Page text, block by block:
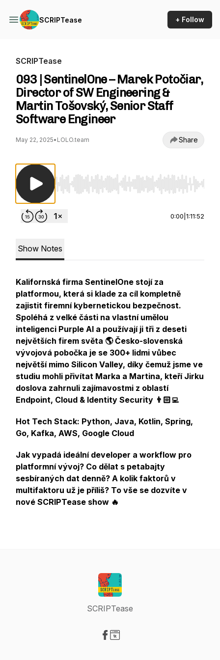
SCRIPTease + Follow
SCRIPTease
093 | SentinelOne – Marek Potočiar,
Director of SW Engineering &
Martin Tošovský, Senior Staff
Software Engineer
May 22, 2025• LOLO.team Share
Use Left/Right to seek, Home/End to jump to
0:00 1:11:52
Show Notes
Kalifornská firma SentinelOne stojí za
platformou, která si klade za cíl kompletně
zajistit firemní kybernetickou bezpečnost.
Spoléhá z velké části na vlastní umělou
inteligenci Purple AI a používají ji tři z deseti
největších firem světa 🌎 Česko-slovenská
vývojová pobočka je se 300+ lidmi vůbec
největší mimo Silicon Valley, díky čemuž jsme ve
studiu mohli přivítat Marka a Martina, kteří Jirku
doslova zahrnuli zajímavostmi z oblastí
Endpoint, Cloud & Identity Security 👨🏻‍💻
Hot Tech Stack: Python, Java, Kotlin, Spring,
Go, Kafka, AWS, Google Cloud
Jak vypadá ideální developer a workflow pro
platformní vývoj? Co dělat s petabajty
sesbíraných dat denně? A kolik faktorů v
multifaktoru už je příliš? To vše se dozvíte v
nové SCRIPTease show 🔥
SCRIPTease